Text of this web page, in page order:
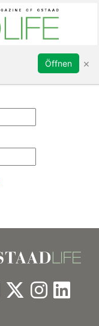
Sign in
Öffnen ×